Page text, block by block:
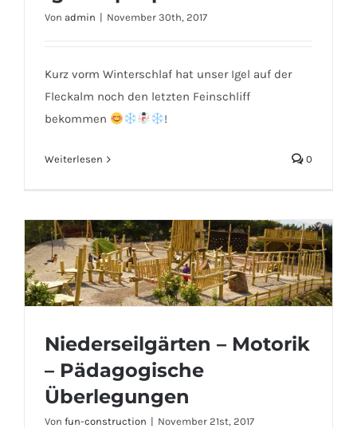
Igel – Spielplatz Fleckalm
Von admin | November 30th, 2017
Kurz vorm Winterschlaf hat unser Igel auf der
Fleckalm noch den letzten Feinschliff
bekommen
!
Weiterlesen 0
Niederseilgärten – Motorik –
Pädagogische Überlegungen
Niederseilgärten – Motorik
– Pädagogische
Überlegungen
Von fun-construction | November 21st, 2017